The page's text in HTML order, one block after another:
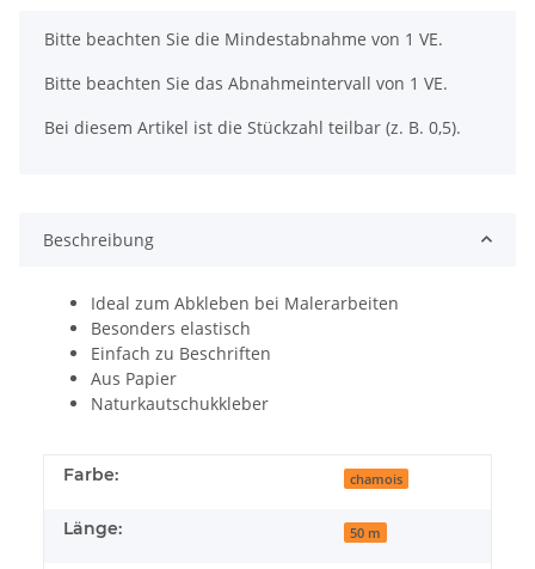
x
Bitte beachten Sie die Mindestabnahme von 1 VE.
Bitte beachten Sie das Abnahmeintervall von 1 VE.
Bei diesem Artikel ist die Stückzahl teilbar (z. B. 0,5).
Beschreibung
Ideal zum Abkleben bei Malerarbeiten
Besonders elastisch
Einfach zu Beschriften
Aus Papier
Naturkautschukkleber
Farbe: chamois
Länge: 50 m